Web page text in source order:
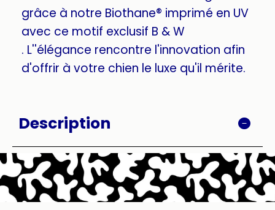
grâce à notre Biothane® imprimé en UV
avec ce motif exclusif B & W
. L''élégance rencontre l'innovation afin
d'offrir à votre chien le luxe qu'il mérite.
Description